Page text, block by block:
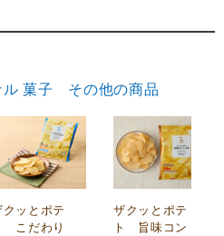
ル 菓子 その他の商品
クッとポテ
こだわり
ザクッとポテ
ト 旨味コン